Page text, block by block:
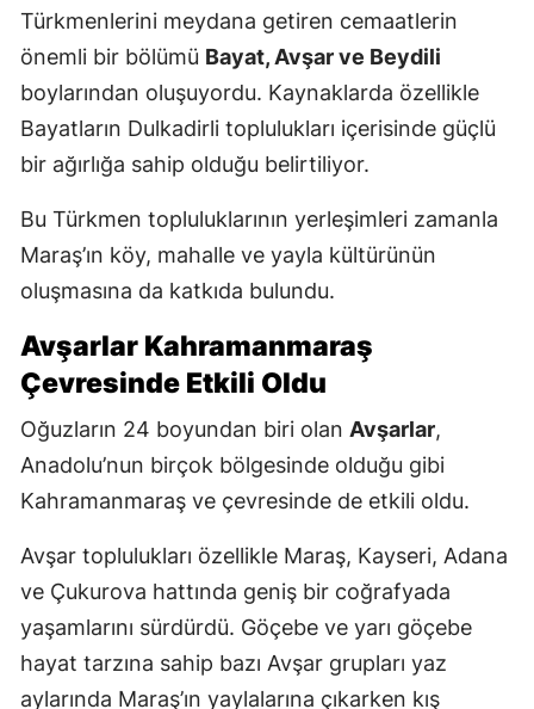
Türkmenlerini meydana getiren cemaatlerin
önemli bir bölümü Bayat, Avşar ve Beydili
boylarından oluşuyordu. Kaynaklarda özellikle
Bayatların Dulkadirli toplulukları içerisinde güçlü
bir ağırlığa sahip olduğu belirtiliyor.
Bu Türkmen topluluklarının yerleşimleri zamanla
Maraş’ın köy, mahalle ve yayla kültürünün
oluşmasına da katkıda bulundu.
Avşarlar Kahramanmaraş
Çevresinde Etkili Oldu
Oğuzların 24 boyundan biri olan Avşarlar,
Anadolu’nun birçok bölgesinde olduğu gibi
Kahramanmaraş ve çevresinde de etkili oldu.
Avşar toplulukları özellikle Maraş, Kayseri, Adana
ve Çukurova hattında geniş bir coğrafyada
yaşamlarını sürdürdü. Göçebe ve yarı göçebe
hayat tarzına sahip bazı Avşar grupları yaz
aylarında Maraş’ın yaylalarına çıkarken kış